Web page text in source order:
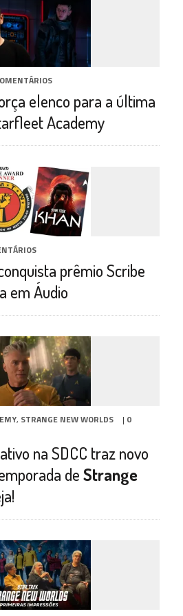
elenco para a última
Academy
prêmio Scribe
em Áudio
, STRANGE NEW WORLDS | 0
na SDCC traz novo
deStrange